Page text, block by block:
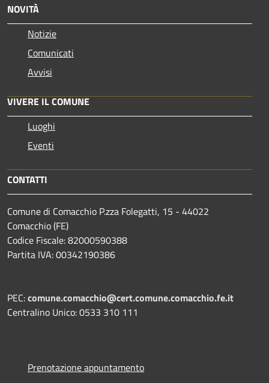
NOVITÀ
Notizie
Comunicati
Avvisi
VIVERE IL COMUNE
Luoghi
Eventi
CONTATTI
Comune di Comacchio P.zza Folegatti, 15 - 44022
Comacchio (FE)
Codice Fiscale: 82000590388
Partita IVA: 00342190386
PEC:comune.comacchio@cert.comune.comacchio.fe.it
Centralino Unico: 0533 310 111
Prenotazione appuntamento